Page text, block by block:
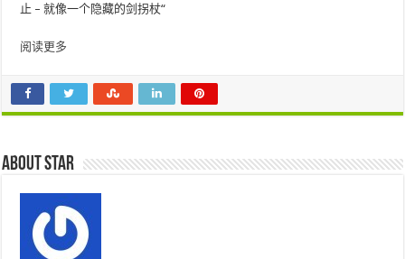
止 – 就像一个隐藏的剑拐杖“
阅读更多
About star